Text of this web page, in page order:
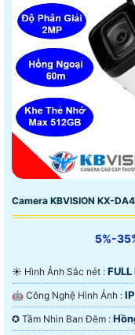
Camera KBVISION KX-
5%-
☀️ Hình Ảnh Sắc nét : FULL
🤖️ Công Nghệ Hình Ảnh :
✪ Tầm Nhìn Ban Đêm :